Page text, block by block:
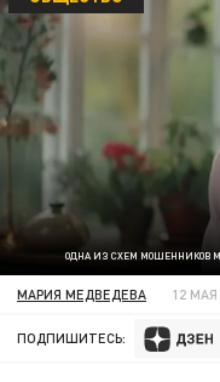
ОДНА ИЗ СХЕМ МОШЕННИКОВ
МАРИЯ МЕДВЕДЕВА 12 МАЯ
ПОДПИШИТЕСЬ: